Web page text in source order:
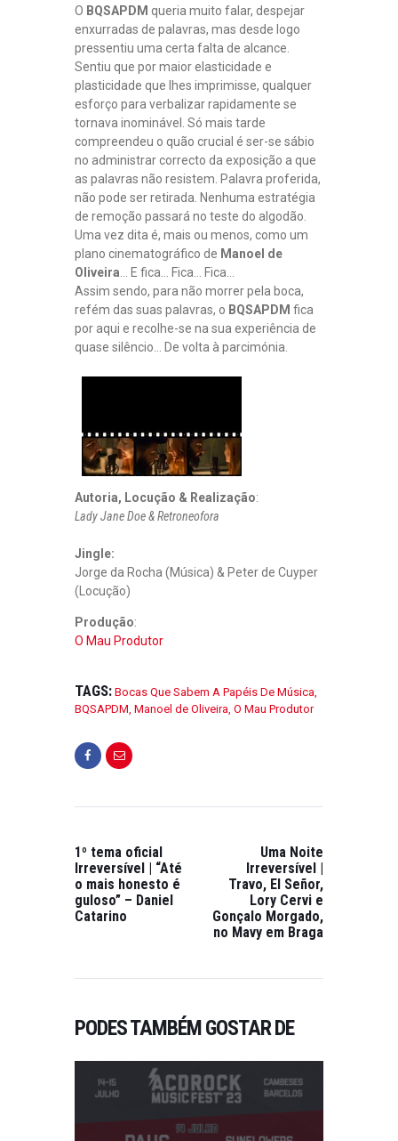
O BQSAPDM queria muito falar, despejar
enxurradas de palavras, mas desde logo
pressentiu uma certa falta de alcance.
Sentiu que por maior elasticidade e
plasticidade que lhes imprimisse, qualquer
esforço para verbalizar rapidamente se
tornava inominável. Só mais tarde
compreendeu o quão crucial é ser-se sábio
no administrar correcto da exposição a que
as palavras não resistem. Palavra proferida,
não pode ser retirada. Nenhuma estratégia
de remoção passará no teste do algodão.
Uma vez dita é, mais ou menos, como um
plano cinematográfico de Manoel de
Oliveira … E fica… Fica… Fica…
Assim sendo, para não morrer pela boca,
refém das suas palavras, o BQSAPDM fica
por aqui e recolhe-se na sua experiência de
quase silêncio… De volta à parcimónia.
Autoria, Locução & Realização:
Lady Jane Doe & Retroneofora
Jingle:
Jorge da Rocha (Música) & Peter de Cuyper
(Locução)
Produção:
O Mau Produtor
TAGS: Bocas Que Sabem A Papéis De Música,
BQSAPDM, Manoel de Oliveira, O Mau Produtor
1º tema oficial
Irreversível | “Até
o mais honesto é
guloso” – Daniel
Catarino
Uma Noite
Irreversível |
Travo, El Señor,
Lory Cervi e
Gonçalo Morgado,
no Mavy em Braga
PODES TAMBÉM GOSTAR DE